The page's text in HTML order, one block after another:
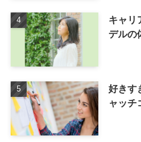
キャリ
デルの
好きす
ャッチ